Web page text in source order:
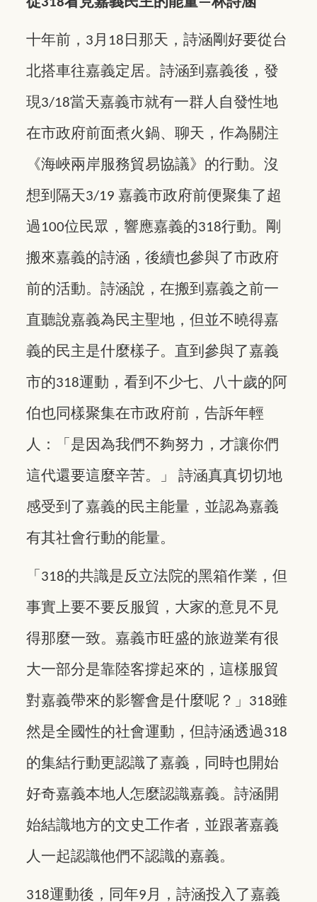
十年前， 3月 18 日那天，詩涵剛好要從台
北搭車往嘉義定居。詩涵到嘉義後，發
現3/18當天嘉義市就有一群人自發性地
在市政府前面煮火鍋、聊天，作為關注
《海峽兩岸服務貿易協議》的行動。沒
想到隔天3/19 嘉義市政府前便聚集了超
過100位民眾，響應嘉義的318行動。剛
搬來嘉義的詩涵，後續也參與了市政府
前的活動。詩涵說，在搬到嘉義之前一
直聽說嘉義為民主聖地，但並不曉得嘉
義的民主是什麼樣子。直到參與了嘉義
市的318運動，看到不少七、八十歲的阿
伯也同樣聚集在市政府前，告訴年輕
人：「是因為我們不夠努力，才讓你們
這代還要這麼辛苦。」
詩涵真真切切地
感受到了嘉義的民主能量，並認為嘉義
有其社會行動的能量。
「 318的共識是反立法院的黑箱作業，但
事實上要不要反服貿，大家的意見不見
得那麼一致。嘉義市旺盛的旅遊業有很
大一部分是靠陸客撐起來的，這樣服貿
對嘉義帶來的影響會是什麼呢？」
318雖
然是全國性的社會運動，但詩涵透過318
的集結行動更認識了嘉義，同時也開始
好奇嘉義本地人怎麼認識嘉義。詩涵開
始結識地方的文史工作者，並跟著嘉義
人一起認識他們不認識的嘉義。
318運動後，同年9月，詩涵投入了嘉義